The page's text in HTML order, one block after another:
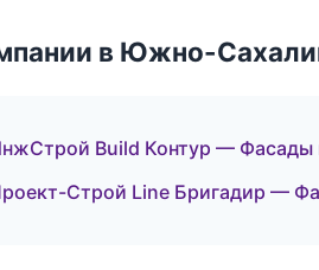
в Южно-
Build Контур — Фасады
Строй Line Бригадир —